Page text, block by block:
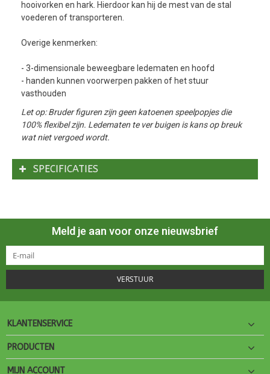
hooivorken en hark. Hierdoor kan hij de mest van de stal
voederen of transporteren.
Overige kenmerken:
- 3-dimensionale beweegbare ledematen en hoofd
- handen kunnen voorwerpen pakken of het stuur
vasthouden
Let op: Bruder figuren zijn geen katoenen speelpopjes die
100% flexibel zijn. Ledematen te ver buigen is kans op breuk
wat niet vergoed wordt.
SPECIFICATIES
Meld je aan voor onze nieuwsbrief
VERSTUUR
KLANTENSERVICE
PRODUCTEN
MIJN ACCOUNT